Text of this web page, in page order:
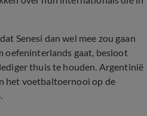
Senesi dan wel mee zou gaan
oefeninterlands gaat, besloot
thuis te houden. Argentinië
het voetbaltoernooi op de